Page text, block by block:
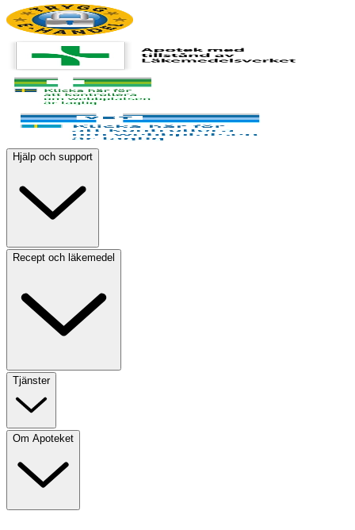
Hjälp och support
Recept och läkemedel
Tjänster
Om Apoteket